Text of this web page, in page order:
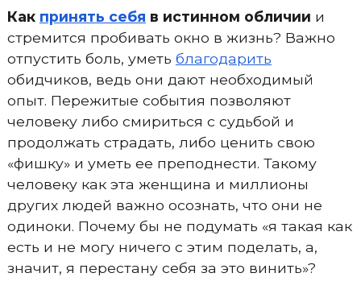
Как принять себя в истинном обличии и
стремится пробивать окно в жизнь? Важно
отпустить боль, уметь благодарить
обидчиков, ведь они дают необходимый
опыт. Пережитые события позволяют
человеку либо смириться с судьбой и
продолжать страдать, либо ценить свою
«фишку» и уметь ее преподнести. Такому
человеку как эта женщина и миллионы
других людей важно осознать, что они не
одиноки. Почему бы не подумать «я такая как
есть и не могу ничего с этим поделать, а,
значит, я перестану себя за это винить»?